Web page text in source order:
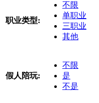
职业类型:
不限
单职业
三职业
其他
假人陪玩:
不限
是
不是